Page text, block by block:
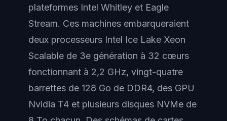
plateformes Intel Whitley et Eagle
Stream. Ces machines embarqueraient
deux processeurs Intel Ice Lake Xeon
Scalable de 3e génération à 32 cœurs
fonctionnant à 2,2 GHz, vingt-quatre
barrettes de 128 Go de DDR4, des GPU
Nvidia T4 et plusieurs disques NVMe de